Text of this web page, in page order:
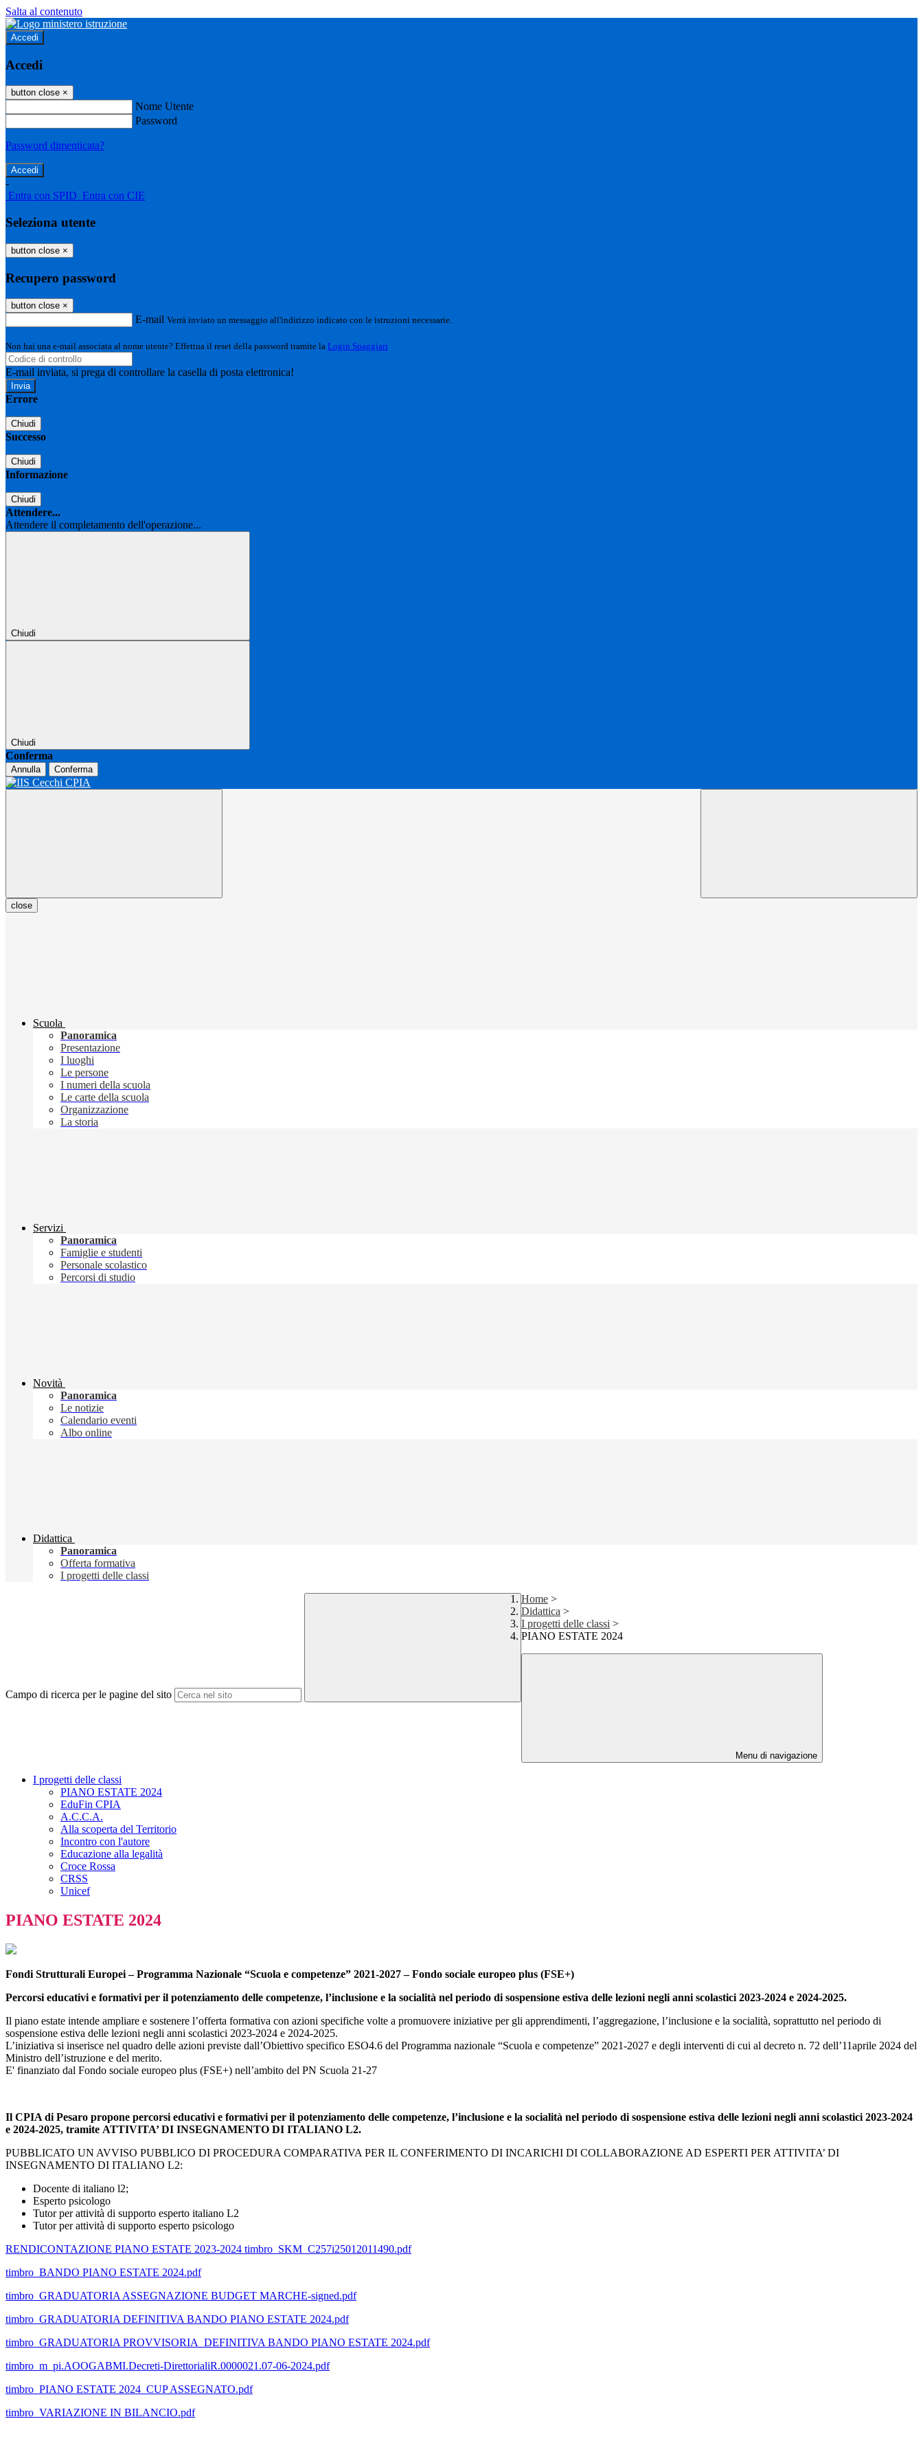
Salta al contenuto
Accedi
Accedi
button close ×
Nome Utente
Password
Password dimenticata?
-
Entra con SPID Entra con CIE
Seleziona utente
button close ×
Recupero password
button close ×
E-mail Verrà inviato un messaggio all'indirizzo indicato con le istruzioni necessarie.
Non hai una e-mail associata al nome utente? Effettua il reset della password tramite la Login Spaggiari
E-mail inviata, si prega di controllare la casella di posta elettronica!
Errore
Chiudi
Successo
Chiudi
Informazione
Chiudi
Attendere...
Attendere il completamento dell'operazione...
Chiudi
Chiudi
Conferma
Annulla Conferma
close
Scuola
Panoramica
Presentazione
I luoghi
Le persone
I numeri della scuola
Le carte della scuola
Organizzazione
La storia
Servizi
Panoramica
Famiglie e studenti
Personale scolastico
Percorsi di studio
Novità
Panoramica
Le notizie
Calendario eventi
Albo online
Didattica
Panoramica
Offerta formativa
I progetti delle classi
Campo di ricerca per le pagine del sito
Home >
Didattica >
I progetti delle classi >
PIANO ESTATE 2024
Menu di navigazione
I progetti delle classi
PIANO ESTATE 2024
EduFin CPIA
A.C.C.A.
Alla scoperta del Territorio
Incontro con l'autore
Educazione alla legalità
Croce Rossa
CRSS
Unicef
PIANO ESTATE 2024
Fondi Strutturali Europei – Programma Nazionale “Scuola e competenze” 2021-2027 – Fondo sociale europeo plus (FSE+)
Percorsi educativi e formativi per il potenziamento delle competenze, l’inclusione e la socialità nel periodo di sospensione estiva delle lezioni negli anni scolastici 2023-2024 e 2024-2025.
Il piano estate intende ampliare e sostenere l’offerta formativa con azioni specifiche volte a promuovere iniziative per gli apprendimenti, l’aggregazione, l’inclusione e la socialità, soprattutto nel periodo di
sospensione estiva delle lezioni negli anni scolastici 2023-2024 e 2024-2025.
L’iniziativa si inserisce nel quadro delle azioni previste dall’Obiettivo specifico ESO4.6 del Programma nazionale “Scuola e competenze” 2021-2027 e degli interventi di cui al decreto n. 72 dell’11aprile 2024 del
Ministro dell’istruzione e del merito.
E' finanziato dal Fondo sociale europeo plus (FSE+) nell’ambito del PN Scuola 21-27
Il CPIA di Pesaro propone percorsi educativi e formativi per il potenziamento delle competenze, l’inclusione e la socialità nel periodo di sospensione estiva delle lezioni negli anni scolastici 2023-2024
e 2024-2025, tramite ATTIVITA’ DI INSEGNAMENTO DI ITALIANO L2.
PUBBLICATO UN AVVISO PUBBLICO DI PROCEDURA COMPARATIVA PER IL CONFERIMENTO DI INCARICHI DI COLLABORAZIONE AD ESPERTI PER ATTIVITA’ DI
INSEGNAMENTO DI ITALIANO L2:
Docente di italiano l2;
Esperto psicologo
Tutor per attività di supporto esperto italiano L2
Tutor per attività di supporto esperto psicologo
RENDICONTAZIONE PIANO ESTATE 2023-2024 timbro_SKM_C257i25012011490.pdf
timbro_BANDO PIANO ESTATE 2024.pdf
timbro_GRADUATORIA ASSEGNAZIONE BUDGET MARCHE-signed.pdf
timbro_GRADUATORIA DEFINITIVA BANDO PIANO ESTATE 2024.pdf
timbro_GRADUATORIA PROVVISORIA_DEFINITIVA BANDO PIANO ESTATE 2024.pdf
timbro_m_pi.AOOGABMI.Decreti-DirettorialiR.0000021.07-06-2024.pdf
timbro_PIANO ESTATE 2024_CUP ASSEGNATO.pdf
timbro_VARIAZIONE IN BILANCIO.pdf